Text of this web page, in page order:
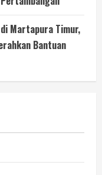
Martapura Timur,
Bantuan